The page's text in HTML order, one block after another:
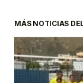
MÁS NOTICIAS